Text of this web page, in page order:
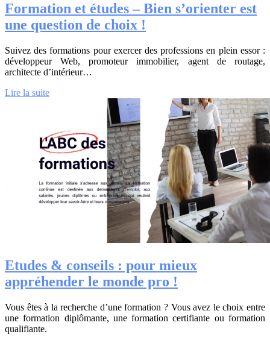
Formation et études – Bien s’orienter est
une question de choix !
Suivez des formations pour exercer des professions en plein essor :
développeur Web, promoteur immobilier, agent de routage,
architecte d’intérieur…
Lire la suite
Etudes & conseils : pour mieux
appréhender le monde pro !
Vous êtes à la recherche d’une formation ? Vous avez le choix entre
une formation diplômante, une formation certifiante ou formation
qualifiante.